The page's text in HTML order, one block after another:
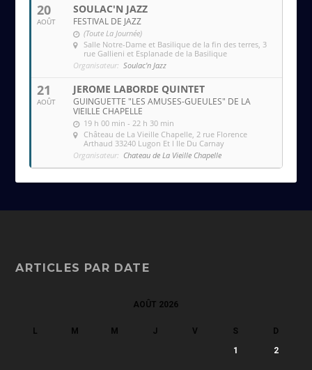
20
AOÛT
SOULAC'N JAZZ
FESTIVAL DE JAZZ
(Toute La Journée)
Salle Notre-Dame et Basilique de la fin des terres , 3
rue Gallieni et Esplanade de la Basilique
Organisateur: Soulac'n Jazz
21
AOÛT
JEROME LABORDE QUINTET
GUINGUETTE "LES AMUSES-GUEULES" DE LA
VIEILLE CHAPELLE
19 h 00 min - 22 h 30 min
Château de La Vieille Chapelle , 2 rue Florence
Arthaud 33240 Lugon Et l Ile Du Carnay
Organisateur: Chateau de La Vieille Chapelle
ARTICLES PAR DATE
AOÛT 2026
L M M J V S D
1 2